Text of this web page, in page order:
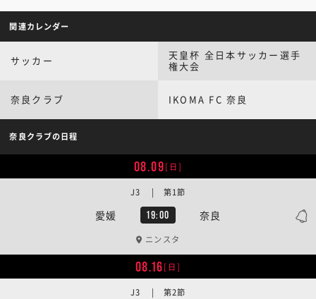
関連カレンダー
サッカー
天皇杯 全日本サッカー選手
権大会
奈良クラブ IKOMA FC 奈良
奈良クラブの日程
08.09[日]
愛媛 19:00 奈良
J3 | 第1節
ニンスタ
08.16[日]
J3 | 第2節